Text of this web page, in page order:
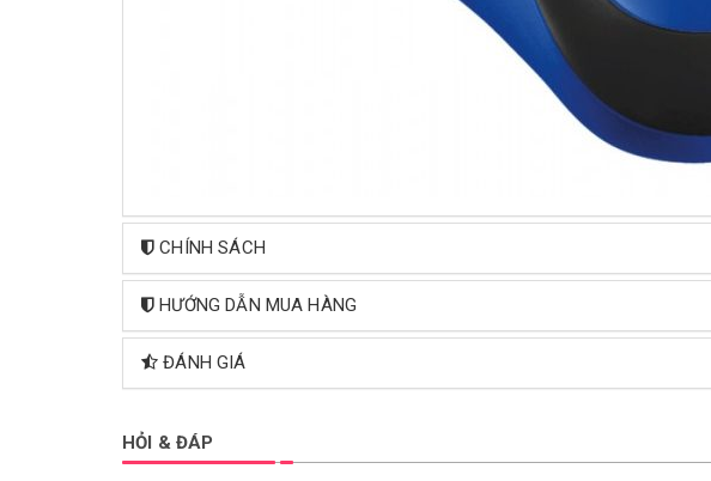
CHÍNH SÁCH
HƯỚNG DẪN MUA HÀNG
ĐÁNH GIÁ
HỎI & ĐÁP